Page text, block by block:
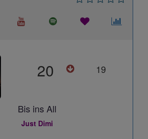
20 19
Bis ins All
Just Dimi